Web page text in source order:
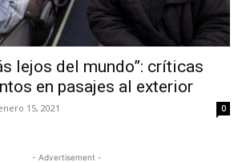
lejos del mundo”: críticas
en pasajes al exterior
15, 2021 0
- Advertisement -